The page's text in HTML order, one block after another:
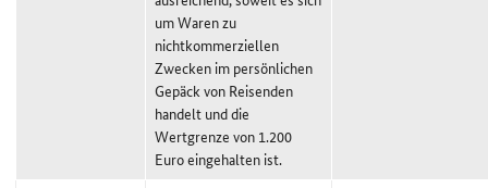
um Waren zu
nichtkommerziellen
Zwecken im persönlichen
Gepäck von Reisenden
handelt und die
Wertgrenze von 1.200
Euro eingehalten ist.